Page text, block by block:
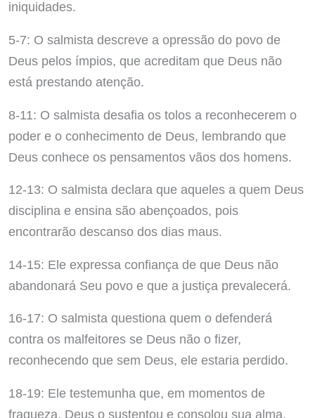
iniquidades.
5-7: O salmista descreve a opressão do povo de
Deus pelos ímpios, que acreditam que Deus não
está prestando atenção.
8-11: O salmista desafia os tolos a reconhecerem o
poder e o conhecimento de Deus, lembrando que
Deus conhece os pensamentos vãos dos homens.
12-13: O salmista declara que aqueles a quem Deus
disciplina e ensina são abençoados, pois
encontrarão descanso dos dias maus.
14-15: Ele expressa confiança de que Deus não
abandonará Seu povo e que a justiça prevalecerá.
16-17: O salmista questiona quem o defenderá
contra os malfeitores se Deus não o fizer,
reconhecendo que sem Deus, ele estaria perdido.
18-19: Ele testemunha que, em momentos de
fraqueza, Deus o sustentou e consolou sua alma.